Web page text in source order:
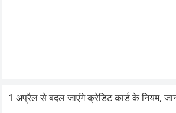
1 अप्रैल से बदल जाएंगे क्रेडिट कार्ड के नियम,